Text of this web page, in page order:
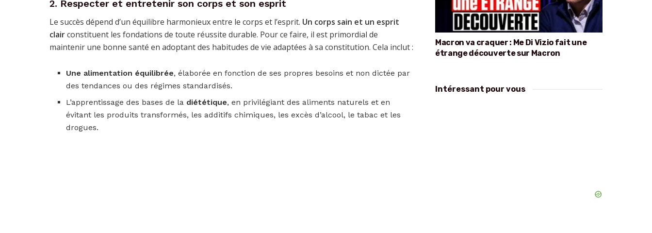
2. Respecter et entretenir son corps et son esprit
Le succès dépend d’un équilibre harmonieux entre le corps et l’esprit. Un corps sain et un esprit
clairconstituent les fondations de toute réussite durable. Pour ce faire, il est primordial de
maintenir une bonne santé en adoptant des habitudes de vie adaptées à sa constitution. Cela inclut :
Une alimentation équilibrée, élaborée en fonction de ses propres besoins et non dictée par
des tendances ou des régimes standardisés.
L’apprentissage des bases de la diététique, en privilégiant des aliments naturels et en
évitant les produits transformés, les additifs chimiques, les excès d’alcool, le tabac et les
drogues.
Macron va craquer : Me Di Vizio fait une
étrange découverte sur Macron
Intéressant pour vous